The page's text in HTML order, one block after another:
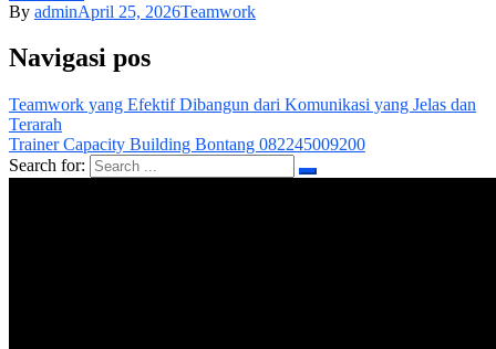
By adminApril 25, 2026Teamwork
Navigasi pos
Teamwork yang Efektif Dibangun dari Komunikasi yang Jelas dan
Terarah
Trainer Capacity Building Bontang 082245009200
Search for: